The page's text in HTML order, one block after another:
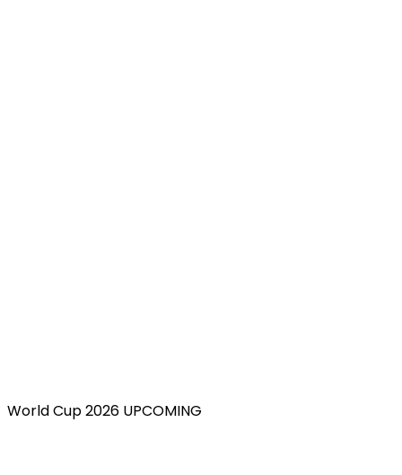
World Cup 2026 UPCOMING